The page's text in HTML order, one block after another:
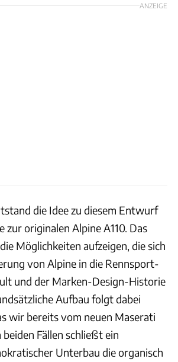
ANZEIGE
die Idee zu diesem Entwurf
zur originalen Alpine A110. Das
Möglichkeiten aufzeigen, die sich
von Alpine in die Rennsport-
und der Marken-Design-Historie
Aufbau folgt dabei
wir bereits vom neuen Maserati
beiden Fällen schließt ein
Unterbau die organisch